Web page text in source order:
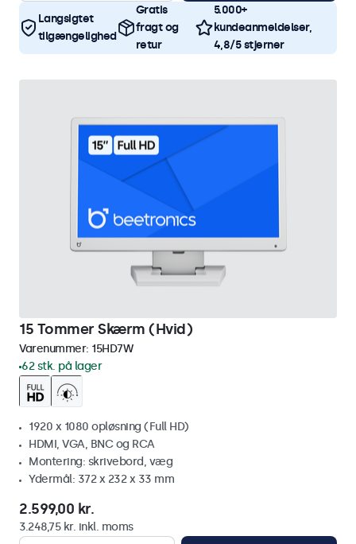
Langsigtet
tilgængelighed
Gratis
fragt og
retur
5.000+
kundeanmeldelser,
4,8/5 stjerner
15 Tommer Skærm (Hvid)
Varenummer: 15HD7W
62 stk. på lager
1920 x 1080 opløsning (Full HD)
HDMI, VGA, BNC og RCA
Montering: skrivebord, væg
Ydermål: 372 x 232 x 33 mm
2.599,00 kr.
3.248,75 kr. inkl. moms